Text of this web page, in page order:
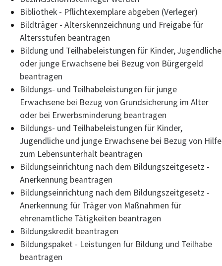
Bibliothek - Pflichtexemplare abgeben (Verleger)
Bildträger - Alterskennzeichnung und Freigabe für
Altersstufen beantragen
Bildung und Teilhabeleistungen für Kinder, Jugendliche
oder junge Erwachsene bei Bezug von Bürgergeld
beantragen
Bildungs- und Teilhabeleistungen für junge
Erwachsene bei Bezug von Grundsicherung im Alter
oder bei Erwerbsminderung beantragen
Bildungs- und Teilhabeleistungen für Kinder,
Jugendliche und junge Erwachsene bei Bezug von Hilfe
zum Lebensunterhalt beantragen
Bildungseinrichtung nach dem Bildungszeitgesetz -
Anerkennung beantragen
Bildungseinrichtung nach dem Bildungszeitgesetz -
Anerkennung für Träger von Maßnahmen für
ehrenamtliche Tätigkeiten beantragen
Bildungskredit beantragen
Bildungspaket - Leistungen für Bildung und Teilhabe
beantragen